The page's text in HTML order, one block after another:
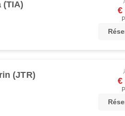
(TIA)
€
(JTR)
€